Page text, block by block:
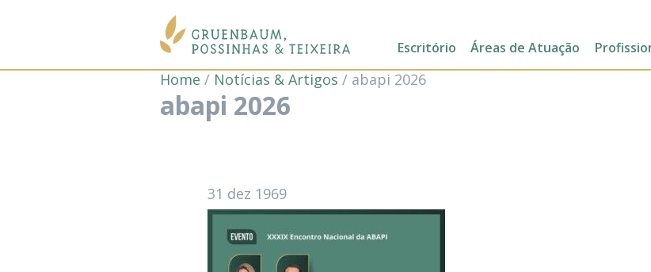
Escritório Áreas de Atuação
Home / Notícias & Artigos / abapi 2026
abapi 2026
31 dez 1969